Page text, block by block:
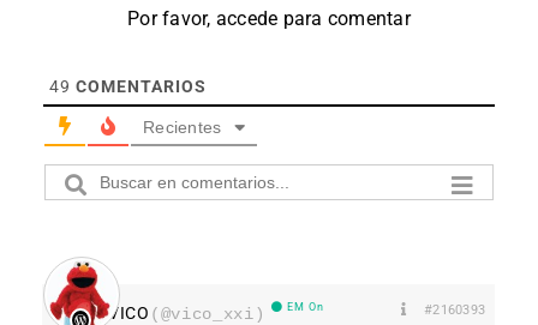
Por favor, accede para comentar
49 COMENTARIOS
Recientes
VICO (@vico_xxi) EM On #2160393